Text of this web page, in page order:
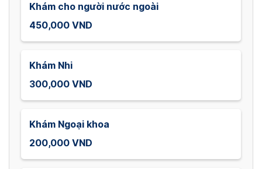
Khám cho người nước ngoài
450,000 VND
Khám Nhi
300,000 VND
Khám Ngoại khoa
200,000 VND